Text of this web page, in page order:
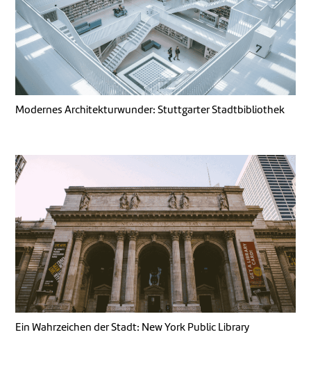
Modernes Architekturwunder: Stuttgarter Stadtbibliothek
Ein Wahrzeichen der Stadt: New York Public Library